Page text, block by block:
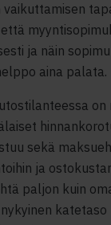
ja näin
aina palata.
on
sekä
ja
paljon kuin